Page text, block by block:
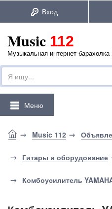
Music 112
Музыкальная интернет-барахолка
Меню
Music 112
Гитары и оборудование
Комбоусилитель